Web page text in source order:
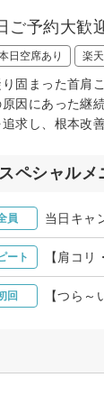
ご予約大歓
日空席あり 楽
り固まった首
因にあった継
追求し、根本改
スペシャルメ
員 当日キャ
ート
回 【つら